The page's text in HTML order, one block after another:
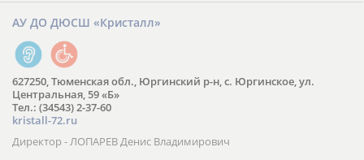
АУ ДО ДЮСШ «Кристалл»
627250, Тюменская обл., Юргинский р-н, с. Юргинское, ул.
Центральная, 59 «Б»
Тел.: (34543) 2-37-60
kristall-72.ru
Директор - ЛОПАРЕВ Денис Владимирович